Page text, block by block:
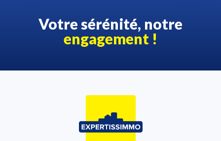
Votre sérénité, notre
engagement !